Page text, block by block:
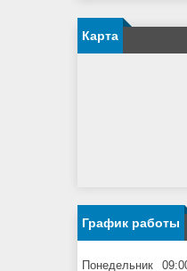
Карта
График работы
Понедельник